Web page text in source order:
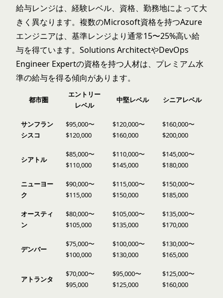
給与レンジは、経験レベル、資格、勤務地によって大
きく異なります。複数のMicrosoft資格を持つAzure
エンジニアは、基準レンジより通常15〜25%高い給
与を得ています。Solutions ArchitectやDevOps
Engineer Expertの資格を持つ人材は、プレミアム水
準の給与を得る傾向があります。
都市圏
エントリー
レベル
中堅レベル シニアレベル
サンフラン
シスコ
$95,000〜
$120,000
$120,000〜
$160,000
$160,000〜
$200,000
シアトル
$85,000〜
$110,000
$110,000〜
$145,000
$145,000〜
$180,000
ニューヨー
ク
$90,000〜
$115,000
$115,000〜
$150,000
$150,000〜
$185,000
オースティ
ン
$80,000〜
$105,000
$105,000〜
$135,000
$135,000〜
$170,000
デンバー
$75,000〜
$100,000
$100,000〜
$130,000
$130,000〜
$165,000
アトランタ
$70,000〜
$95,000
$95,000〜
$125,000
$125,000〜
$160,000